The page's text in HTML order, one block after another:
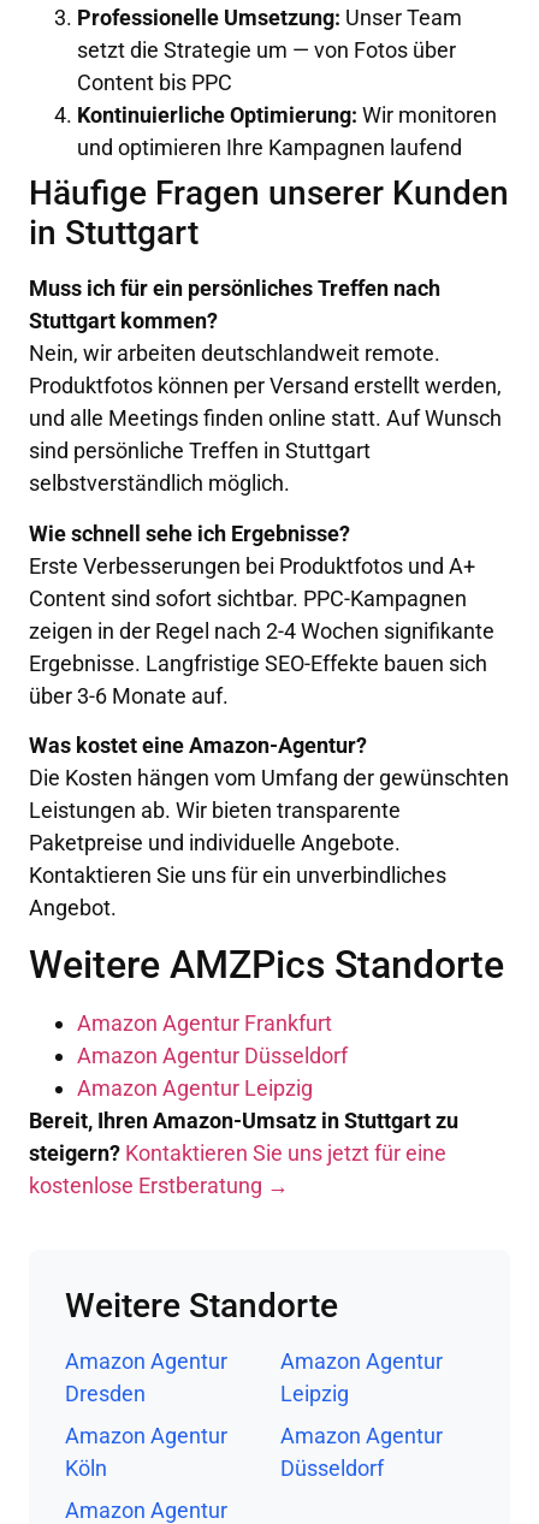
Professionelle Umsetzung: Unser Team
setzt die Strategie um — von Fotos über
Content bis PPC
Kontinuierliche Optimierung: Wir monitoren
und optimieren Ihre Kampagnen laufend
Häufige Fragen unserer Kunden
in Stuttgart
Muss ich für ein persönliches Treffen nach
Stuttgart kommen?
Nein, wir arbeiten deutschlandweit remote.
Produktfotos können per Versand erstellt werden,
und alle Meetings finden online statt. Auf Wunsch
sind persönliche Treffen in Stuttgart
selbstverständlich möglich.
Wie schnell sehe ich Ergebnisse?
Erste Verbesserungen bei Produktfotos und A+
Content sind sofort sichtbar. PPC-Kampagnen
zeigen in der Regel nach 2-4 Wochen signifikante
Ergebnisse. Langfristige SEO-Effekte bauen sich
über 3-6 Monate auf.
Was kostet eine Amazon-Agentur?
Die Kosten hängen vom Umfang der gewünschten
Leistungen ab. Wir bieten transparente
Paketpreise und individuelle Angebote.
Kontaktieren Sie uns für ein unverbindliches
Angebot.
Weitere AMZPics Standorte
Amazon Agentur Frankfurt
Amazon Agentur Düsseldorf
Amazon Agentur Leipzig
Bereit, Ihren Amazon-Umsatz in Stuttgart zu
steigern? Kontaktieren Sie uns jetzt für eine
kostenlose Erstberatung →
Weitere Standorte
Amazon Agentur
Dresden
Amazon Agentur
Köln
Amazon Agentur
Amazon Agentur
Leipzig
Amazon Agentur
Düsseldorf